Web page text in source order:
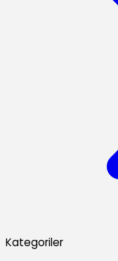
Kategoriler